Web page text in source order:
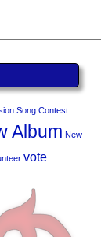
Song Contest
Album New
vote